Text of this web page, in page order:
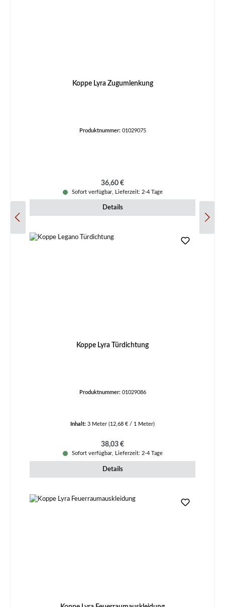
Koppe Lyra Zugumlenkung
Produktnummer: 01029075
Regulärer Preis:
36,60 €
Sofort verfügbar, Lieferzeit: 2-4 Tage
Details
Koppe Lyra Türdichtung
Produktnummer: 01029086
Inhalt: 3 Meter (12,68 € / 1 Meter)
Regulärer Preis:
38,03 €
Sofort verfügbar, Lieferzeit: 2-4 Tage
Details